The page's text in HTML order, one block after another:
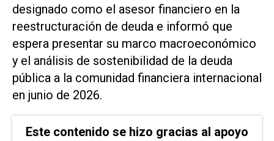
designado como el asesor ​financiero en la
reestructuración ⁠de deuda e informó que
espera presentar su marco macroeconómico
y ‌el análisis de sostenibilidad de la deuda
pública a ⁠la comunidad financiera internacional
en junio de ⁠2026.
Este contenido se hizo gracias al apoyo